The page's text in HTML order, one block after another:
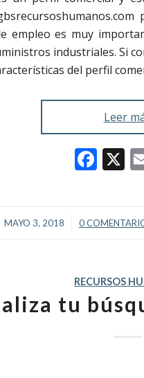
empleo es muy
industriales. Si
del perfil
Leer
X
MAYO 3, 2018
/ 0 /
RECURSOS
tu